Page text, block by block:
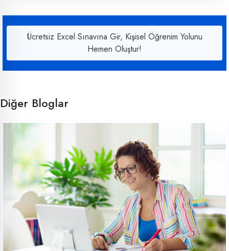
Ücretsiz Excel Sınavına Gir, Kişisel Öğrenim Yolunu
Hemen Oluştur!
Diğer Bloglar